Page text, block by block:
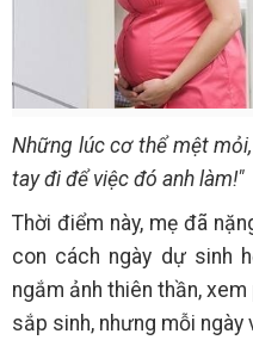
Những lúc cơ thể mệt
tay đi để việc đó anh làm!"
Thời điểm này, mẹ đã
con cách ngày dự sinh
ngắm ảnh thiên thần,
sắp sinh, nhưng mỗi ngày